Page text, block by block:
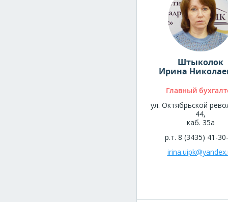
Штыколок
Ирина
Главный
ул. Октябрьской
44,
каб. 35а
р.т. 8 (3435) 41-